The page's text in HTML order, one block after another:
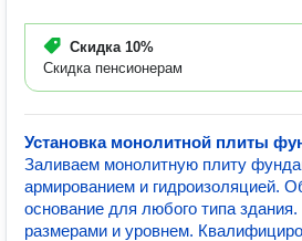
Скидка 10%
Скидка пенсионерам
Установка монолитной плиты
Заливаем монолитную плиту
армированием и гидроизоляцией.
основание для любого типа
размерами и уровнем.